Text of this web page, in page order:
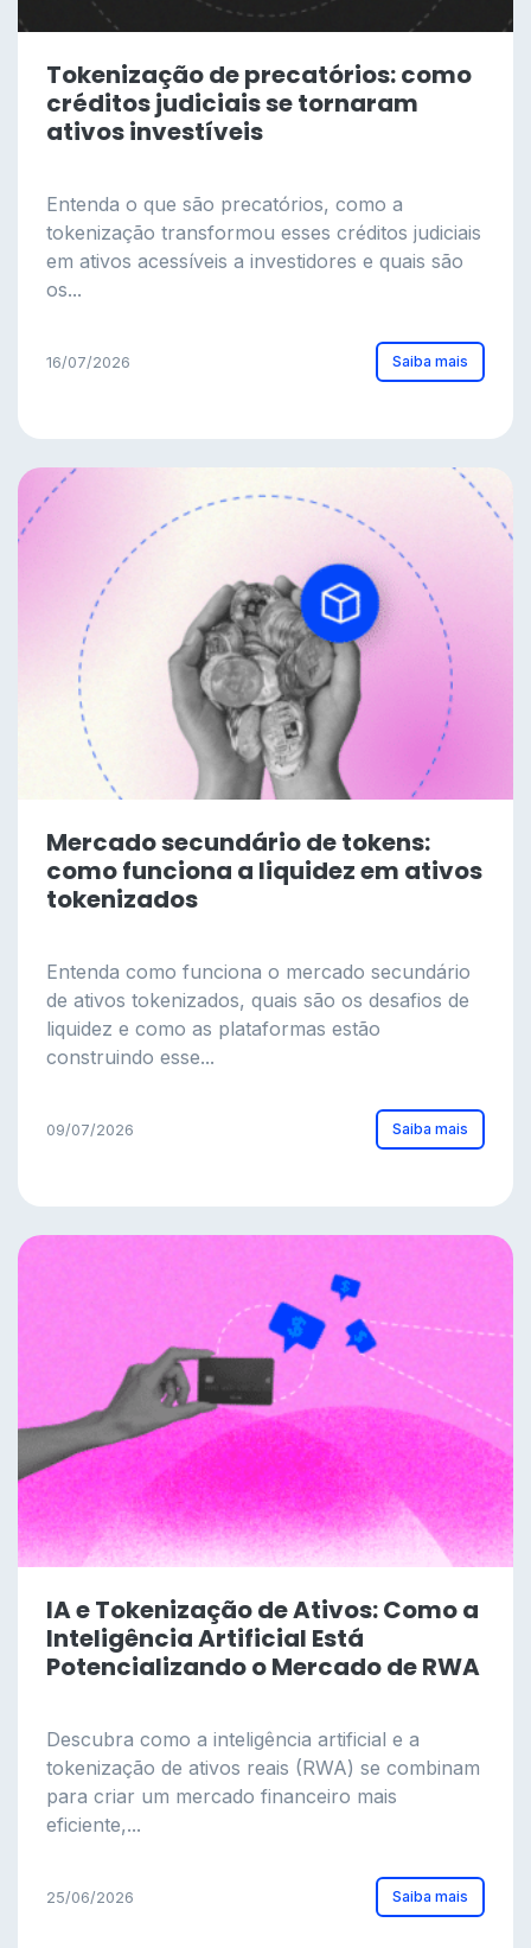
Tokenização de precatórios: como
créditos judiciais se tornaram
ativos investíveis
Entenda o que são precatórios, como a
tokenização transformou esses créditos judiciais
em ativos acessíveis a investidores e quais são
os...
16/07/2026 Saiba mais
Mercado secundário de tokens:
como funciona a liquidez em ativos
tokenizados
Entenda como funciona o mercado secundário
de ativos tokenizados, quais são os desafios de
liquidez e como as plataformas estão
construindo esse...
09/07/2026 Saiba mais
IA e Tokenização de Ativos: Como a
Inteligência Artificial Está
Potencializando o Mercado de RWA
Descubra como a inteligência artificial e a
tokenização de ativos reais (RWA) se combinam
para criar um mercado financeiro mais
eficiente,...
25/06/2026 Saiba mais